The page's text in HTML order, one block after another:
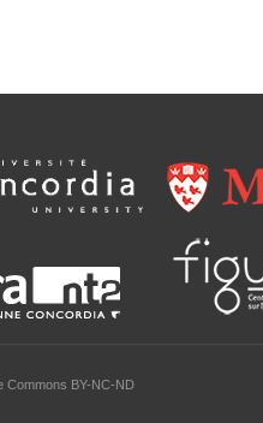
Commons BY-NC-ND